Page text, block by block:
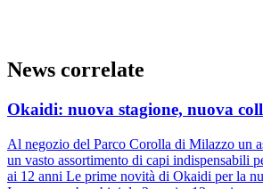
News correlate
Okaidi: nuova stagione, nuova
Al negozio del Parco Corolla di Milazzo un
un vasto assortimento di capi indispensabili
ai 12 anni Le prime novità di Okaidi per la